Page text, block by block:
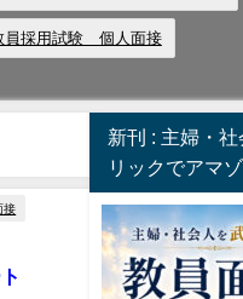
員採用試験 個人面接
接
新刊 : 主婦・
リックでアマ